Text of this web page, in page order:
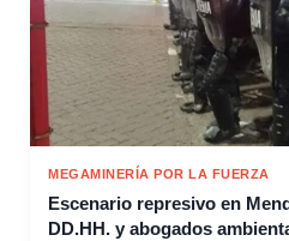
MEGAMINERÍA POR LA FUERZA
Escenario represivo en
DD.HH. y abogados